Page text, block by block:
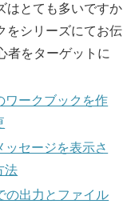
はとても多いですか
をシリーズにてお伝
者をターゲットに
ワークブックを作
ッセージを表示さ
法
の出力とファイル